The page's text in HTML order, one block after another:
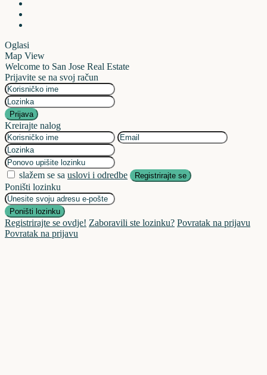
Oglasi
Map View
Welcome to San Jose Real Estate
Prijavite se na svoj račun
Prijava
Kreirajte nalog
slažem se sa uslovi i odredbe Registrirajte se
Poništi lozinku
Poništi lozinku
Registrirajte se ovdje! Zaboravili ste lozinku? Povratak na prijavu
Povratak na prijavu